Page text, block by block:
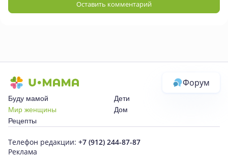
Оставить комментарий
Форум
Буду мамой
Дети
Мир женщины
Дом
Рецепты
Телефон редакции: +7 (912) 244-87-87
Реклама